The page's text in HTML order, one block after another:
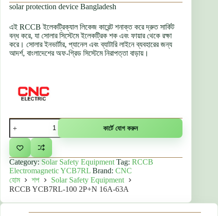
was:
980.00৳ .
solar protection device Bangladesh
এই RCCB ইলেকট্রিক্যাল লিকেজ কারেন্ট শনাক্ত করে দ্রুত সার্কিট
বন্ধ করে, যা সোলার সিস্টেমে ইলেকট্রিক শক এবং ফায়ার থেকে রক্ষা
করে। সোলার ইনভার্টার, প্যানেল এবং ব্যাটারি লাইনে ব্যবহারের জন্য
আদর্শ, বাংলাদেশের অফ-গ্রিড সিস্টেমে নিরাপত্তা বাড়ায়।
RCCB
YCB7RL-
100
2P+N
16A-
63A
quantity
কার্টে যোগ করুন
Category: Solar Safety Equipment Tag: RCCB
Electromagnetic YCB7RL Brand: CNC
হোম
শপ
Solar Safety Equipment
RCCB YCB7RL-100 2P+N 16A-63A